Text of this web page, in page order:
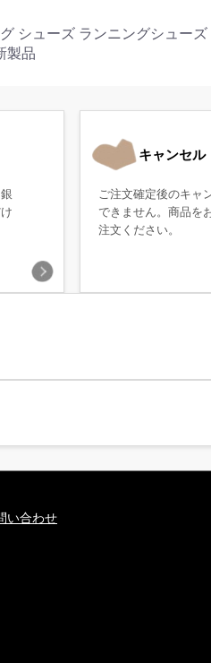
シューズ ランニングシューズ
製品
キャンセル
ご注文確定後のキャ
できません。商品を
注文ください。
い合わせ